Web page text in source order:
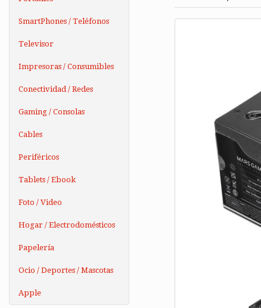
SmartPhones / Teléfonos
Televisor
Impresoras / Consumibles
Conectividad / Redes
Gaming / Consolas
Cables
Periféricos
Tablets / Ebook
Foto / Video
Hogar / Electrodomésticos
Papelería
Ocio / Deportes / Mascotas
Apple